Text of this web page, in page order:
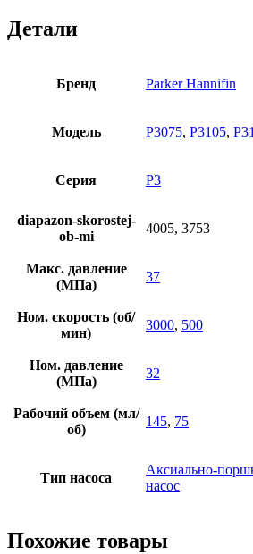
Детали
Бренд Parker Hannifin
Модель P3075, P3105,
Серия P3
diapazon-skorostej-
ob-mi
4005, 3753
Макс. давление
(МПа)
37
Ном. скорость (об/
мин)
3000, 500
Ном. давление
(МПа)
32
Рабочий объем (мл/
об)
145, 75
Тип насоса
Аксиально-
насос
Похожие товары